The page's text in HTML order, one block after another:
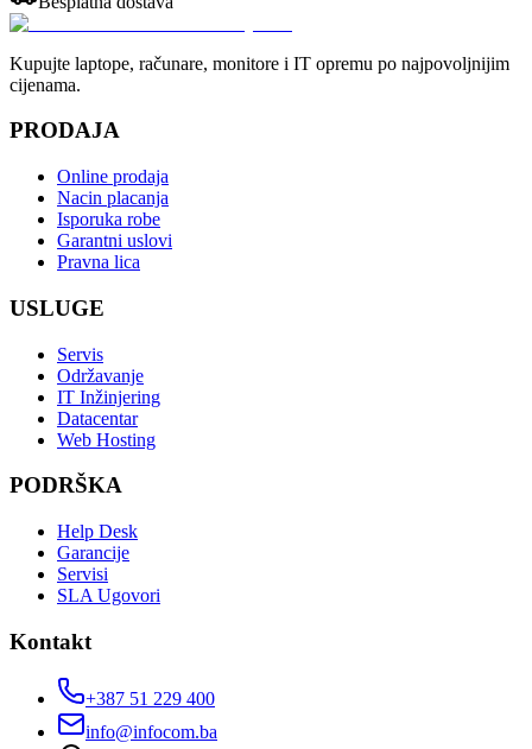
Kupujte laptope, računare, monitore i IT opremu po najpovoljnijim
cijenama.
PRODAJA
Online prodaja
Nacin placanja
Isporuka robe
Garantni uslovi
Pravna lica
USLUGE
Servis
Održavanje
IT Inžinjering
Datacentar
Web Hosting
PODRŠKA
Help Desk
Garancije
Servisi
SLA Ugovori
Kontakt
+387 51 229 400
info@infocom.ba